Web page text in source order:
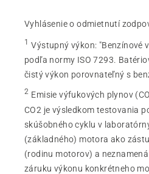
Vyhlásenie o odmietnutí
1 Výstupný výkon: "Benzínové
podľa normy ISO 7293.
čistý výkon porovnateľný s
2 Emisie výfukových plynov
CO2 je výsledkom testovania
skúšobného cyklu v
(základného) motora ako
(rodinu motorov) a
záruku výkonu konkrétneho